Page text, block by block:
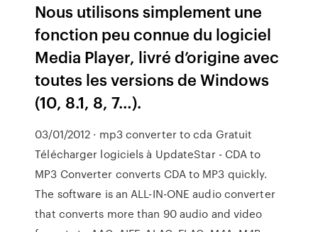
Nous utilisons simplement une
fonction peu connue du logiciel
Media Player, livré d’origine avec
toutes les versions de Windows
(10, 8.1, 8, 7…).
03/01/2012 · mp3 converter to cda Gratuit
Télécharger logiciels à UpdateStar - CDA to
MP3 Converter converts CDA to MP3 quickly.
The software is an ALL-IN-ONE audio converter
that converts more than 90 audio and video